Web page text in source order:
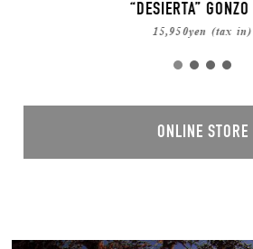
“DESIERTA”
15,950yen (tax in)
ONLINE STORE